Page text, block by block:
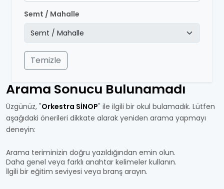
Semt / Mahalle
Temizle
Arama Sonucu Bulunamadı
Üzgünüz, "Orkestra SİNOP" ile ilgili bir okul bulamadık. Lütfen
aşağıdaki önerileri dikkate alarak yeniden arama yapmayı
deneyin:
Arama teriminizin doğru yazıldığından emin olun.
Daha genel veya farklı anahtar kelimeler kullanın.
İlgili bir eğitim seviyesi veya branş arayın.